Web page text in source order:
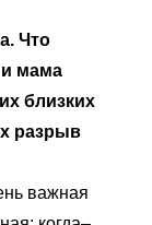
Что
и мама
близких
разрыв
важная